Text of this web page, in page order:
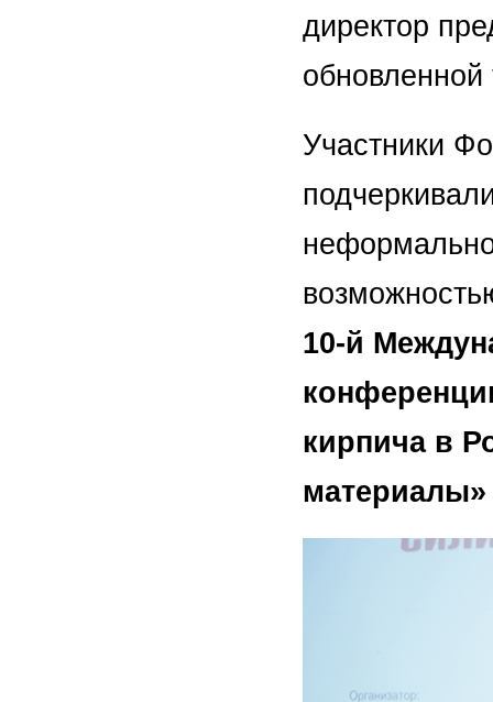
директор
обновленной
Участники
10-й
кирпича в